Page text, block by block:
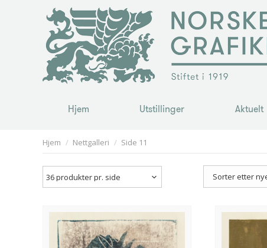
Hjem Utstillinger Aktuelt
You are here:
Hjem Nettgalleri Side 11
Hjem Utstillinger Aktuelt